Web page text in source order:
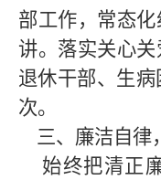
部工作，常态
讲。落实关心
退休干部、生
次。
三、廉洁自律
始终把清正